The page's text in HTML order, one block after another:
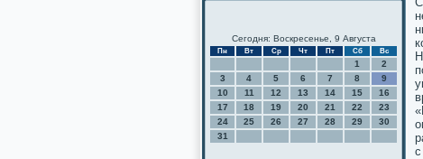
Сегодня: Воскресенье, 9 Августа
Пн Вт Ср Чт Пт Сб Вс
1
2
3
4 5 6 7 8
9
10
11 12 13 14 15
16
17
18 19 20 21 22
23
24
25 26 27 28 29
30
31